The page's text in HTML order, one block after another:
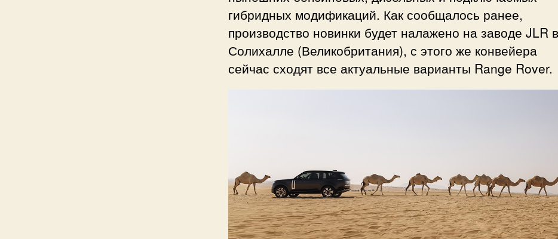
гибридных модификаций. Как сообщалось ранее,
производство новинки будет налажено на заводе JLR в
Солихалле (Великобритания), с этого же конвейера
сейчас сходят все актуальные варианты Range Rover.